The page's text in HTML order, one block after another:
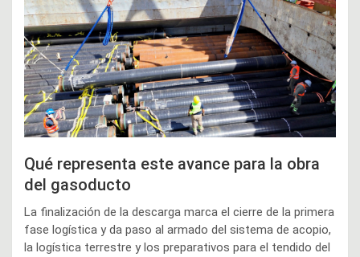
Qué representa este avance para la obra
del gasoducto
La finalización de la descarga marca el cierre de la primera
fase logística y da paso al armado del sistema de acopio,
la logística terrestre y los preparativos para el tendido del